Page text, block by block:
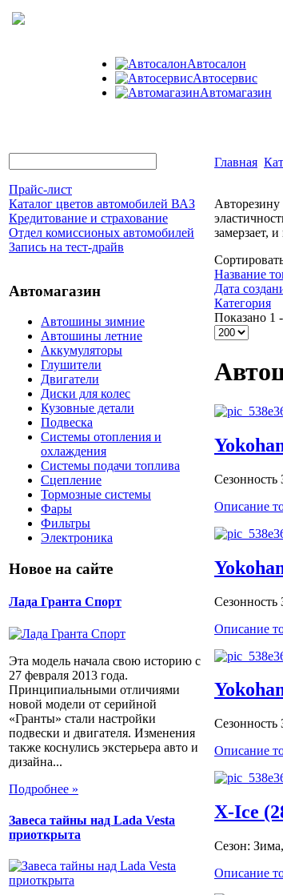
Автосалон
Автосервис
Автомагазин
Прайс-лист
Каталог цветов автомобилей ВАЗ
Кредитование и страхование
Отдел комиссионых автомобилей
Запись на тест-драйв
Автомагазин
Автошины зимние
Автошины летние
Аккумуляторы
Глушители
Двигатели
Диски для колес
Кузовные детали
Подвеска
Системы отопления и
охлаждения
Системы подачи топлива
Сцепление
Тормозные системы
Фары
Фильтры
Электроника
Новое на сайте
Лада Гранта Спорт
Эта модель начала свою историю с
27 февраля 2013 года.
Принципиальными отличиями
новой модели от серийной
«Гранты» стали настройки
подвески и двигателя. Изменения
также коснулись экстерьера авто и
дизайна...
Подробнее »
Завеса тайны над Lada Vesta
приоткрыта
Главная
Авторезину
замерзает,
Название
Дата
Категория
Показано 1
Сезонность
Описание
Сезонность
Описание
Сезонность
Описание
X-Ice
Сезон:
Описание